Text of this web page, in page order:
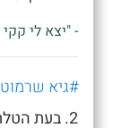
- "יצא לי
#גיא
2. בעת